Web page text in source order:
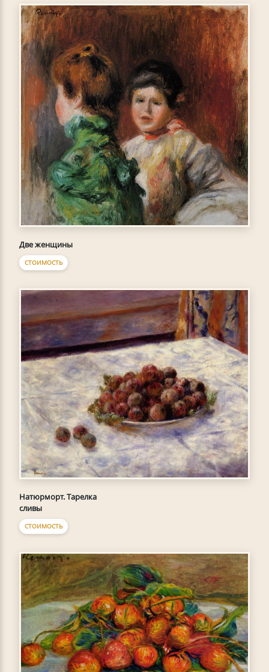
Две женщины
СТОИМОСТЬ
Натюрморт. Тарелка
сливы
СТОИМОСТЬ